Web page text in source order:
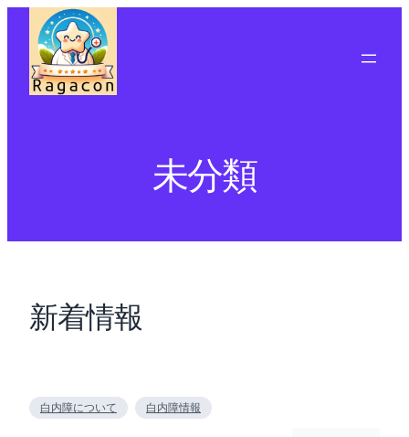
未分類
新着情報
白内障について 白内障情報